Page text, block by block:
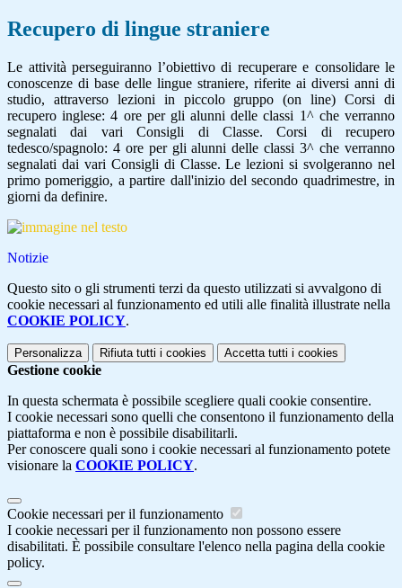
Recupero di lingue straniere
Le attività perseguiranno l’obiettivo di recuperare e consolidare le
conoscenze di base delle lingue straniere, riferite ai diversi anni di
studio, attraverso lezioni in piccolo gruppo (on line) Corsi di
recupero inglese: 4 ore per gli alunni delle classi 1^ che verranno
segnalati dai vari Consigli di Classe. Corsi di recupero
tedesco/spagnolo: 4 ore per gli alunni delle classi 3^ che verranno
segnalati dai vari Consigli di Classe. Le lezioni si svolgeranno nel
primo pomeriggio, a partire dall'inizio del secondo quadrimestre, in
giorni da definire.
Notizie
Questo sito o gli strumenti terzi da questo utilizzati si avvalgono di
cookie necessari al funzionamento ed utili alle finalità illustrate nella
COOKIE POLICY.
Personalizza Rifiuta tutti i cookies Accetta tutti i cookies
Gestione cookie
In questa schermata è possibile scegliere quali cookie consentire.
I cookie necessari sono quelli che consentono il funzionamento della
piattaforma e non è possibile disabilitarli.
Per conoscere quali sono i cookie necessari al funzionamento potete
visionare la COOKIE POLICY.
Cookie necessari per il funzionamento
I cookie necessari per il funzionamento non possono essere
disabilitati. È possibile consultare l'elenco nella pagina della cookie
policy.